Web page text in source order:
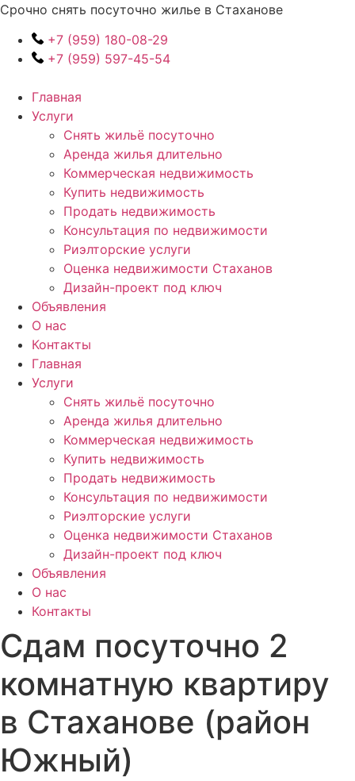
Перейти
содержимому
Срочно снять посуточно жилье в Стаханове
+7 (959) 180-08-29
+7 (959) 597-45-54
Главная
Услуги
Снять жильё посуточно
Аренда жилья длительно
Коммерческая недвижимость
Купить недвижимость
Продать недвижимость
Консультация по недвижимости
Риэлторские услуги
Оценка недвижимости Стаханов
Дизайн-проект под ключ
Объявления
О нас
Контакты
Главная
Услуги
Снять жильё посуточно
Аренда жилья длительно
Коммерческая недвижимость
Купить недвижимость
Продать недвижимость
Консультация по недвижимости
Риэлторские услуги
Оценка недвижимости Стаханов
Дизайн-проект под ключ
Объявления
О нас
Контакты
Сдам посуточно 2
комнатную квартиру
в Стаханове (район
Южный)